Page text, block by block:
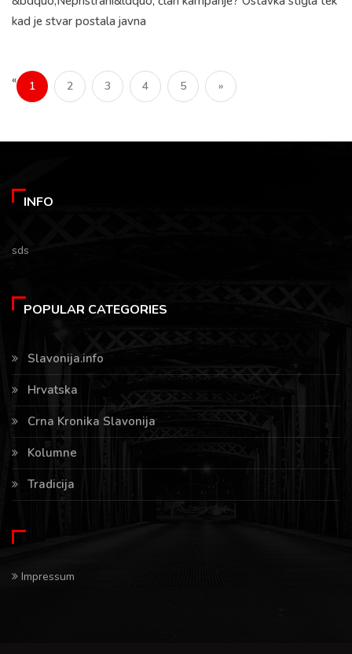
kad je stvar postala javna
« 1 2 3 4 5 »
INFO
sds
POPULAR CATEGORIES
Slavonija.info
Hrvatska
Crna Kronika Slavonija
Kolumne
Tradicija
Impressum